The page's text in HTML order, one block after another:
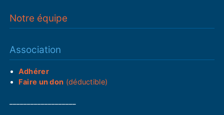
Notre équipe
Association
Adhérer
Faire un don (déductible)